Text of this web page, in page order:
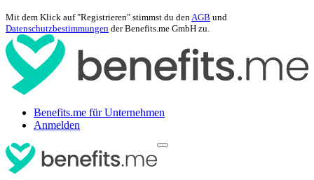
Mit dem Klick auf "Registrieren" stimmst du denAGB und
Datenschutzbestimmungen der Benefits.me GmbH zu.
Benefits.me für Unternehmen
Anmelden